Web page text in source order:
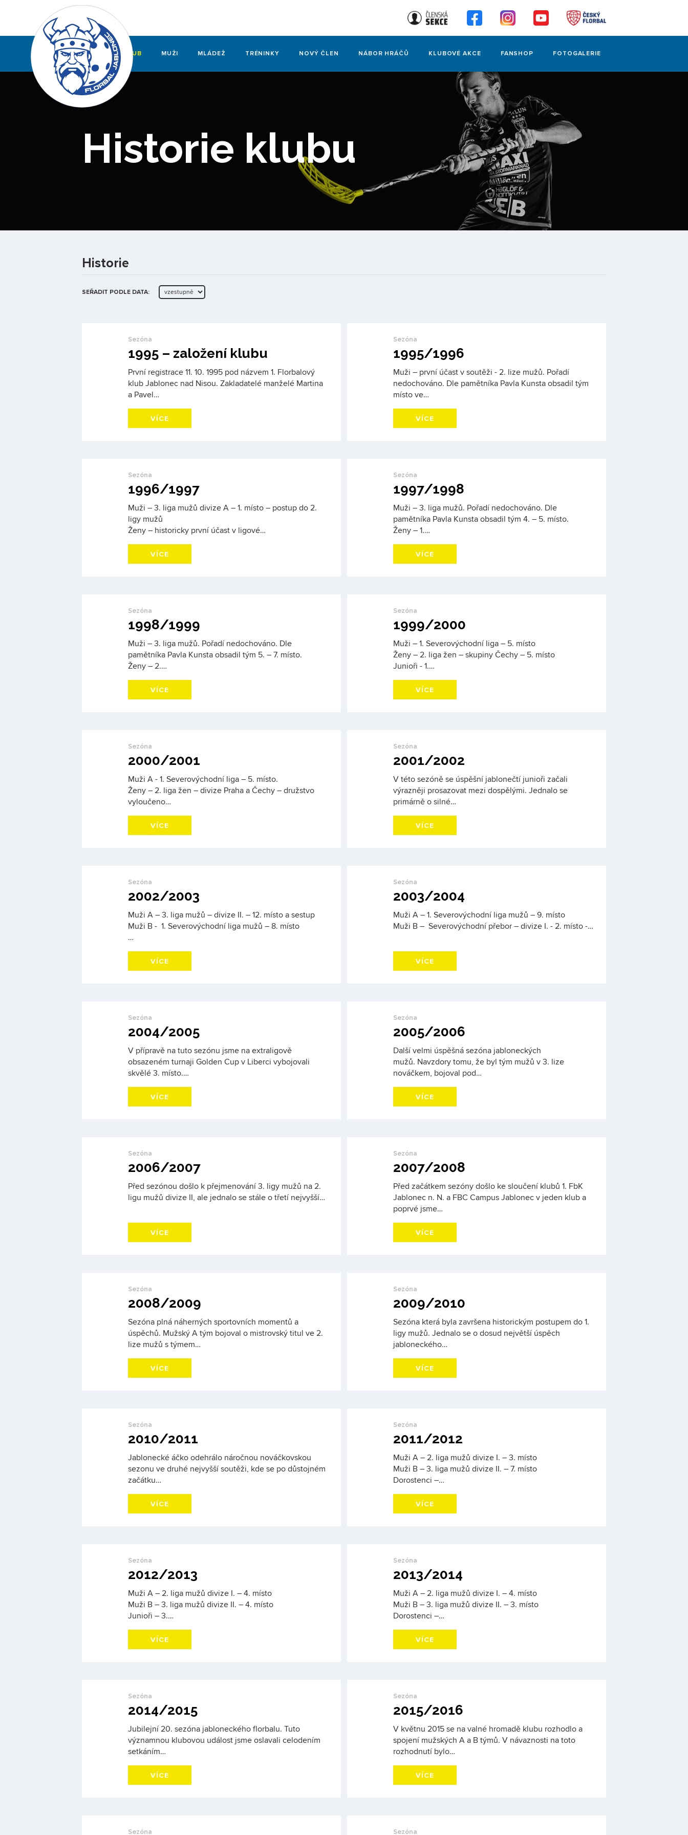
KLUB MUŽI MLÁDEŽ TRÉNINKY NOVÝ ČLEN NÁBOR HRÁČŮ KLUBOVÉ AKCE FANSHOP FOTOGALERIE
Historie klubu
Historie
SEŘADIT PODLE DATA:
Sezóna
1995 – založení klubu
První registrace 11. 10. 1995 pod názvem 1. Florbalový
klub Jablonec nad Nisou. Zakladatelé manželé Martina
a Pavel…
VÍCE
Sezóna
1995/1996
Muži – první účast v soutěži - 2. lize mužů. Pořadí
nedochováno. Dle pamětníka Pavla Kunsta obsadil tým
místo ve…
VÍCE
Sezóna
1996/1997
Muži – 3. liga mužů divize A – 1. místo – postup do 2.
ligy mužů
Ženy – historicky první účast v ligové…
VÍCE
Sezóna
1997/1998
Muži – 3. liga mužů. Pořadí nedochováno. Dle
pamětníka Pavla Kunsta obsadil tým 4. – 5. místo.
Ženy – 1.…
VÍCE
Sezóna
1998/1999
Muži – 3. liga mužů. Pořadí nedochováno. Dle
pamětníka Pavla Kunsta obsadil tým 5. – 7. místo.
Ženy – 2.…
VÍCE
Sezóna
1999/2000
Muži – 1. Severovýchodní liga – 5. místo
Ženy – 2. liga žen – skupiny Čechy – 5. místo
Junioři - 1.…
VÍCE
Sezóna
2000/2001
Muži A - 1. Severovýchodní liga – 5. místo.
Ženy – 2. liga žen – divize Praha a Čechy – družstvo
vyloučeno…
VÍCE
Sezóna
2001/2002
V této sezóně se úspěšní jablonečtí junioři začali
výrazněji prosazovat mezi dospělými. Jednalo se
primárně o silné…
VÍCE
Sezóna
2002/2003
Muži A – 3. liga mužů – divize II. – 12. místo a sestup
Muži B - 1. Severovýchodní liga mužů – 8. místo
…
VÍCE
Sezóna
2003/2004
Muži A – 1. Severovýchodní liga mužů – 9. místo
Muži B – Severovýchodní přebor – divize I. - 2. místo -…
VÍCE
Sezóna
2004/2005
V přípravě na tuto sezónu jsme na extraligově
obsazeném turnaji Golden Cup v Liberci vybojovali
skvělé 3. místo.…
VÍCE
Sezóna
2005/2006
Další velmi úspěšná sezóna jabloneckých
mužů. Navzdory tomu, že byl tým mužů v 3. lize
nováčkem, bojoval pod…
VÍCE
Sezóna
2006/2007
Před sezónou došlo k přejmenování 3. ligy mužů na 2.
ligu mužů divize II, ale jednalo se stále o třetí nejvyšší…
VÍCE
Sezóna
2007/2008
Před začátkem sezóny došlo ke sloučení klubů 1. FbK
Jablonec n. N. a FBC Campus Jablonec v jeden klub a
poprvé jsme…
VÍCE
Sezóna
2008/2009
Sezóna plná náherných sportovních momentů a
úspěchů. Mužský A tým bojoval o mistrovský titul ve 2.
lize mužů s týmem…
VÍCE
Sezóna
2009/2010
Sezóna která byla završena historickým postupem do 1.
ligy mužů. Jednalo se o dosud největší úspěch
jabloneckého…
VÍCE
Sezóna
2010/2011
Jablonecké áčko odehrálo náročnou nováčkovskou
sezonu ve druhé nejvyšší soutěži, kde se po důstojném
začátku…
VÍCE
Sezóna
2011/2012
Muži A – 2. liga mužů divize I. – 3. místo
Muži B – 3. liga mužů divize II. – 7. místo
Dorostenci –…
VÍCE
Sezóna
2012/2013
Muži A – 2. liga mužů divize I. – 4. místo
Muži B – 3. liga mužů divize II. – 4. místo
Junioři – 3.…
VÍCE
Sezóna
2013/2014
Muži A – 2. liga mužů divize I. – 4. místo
Muži B – 3. liga mužů divize II. – 3. místo
Dorostenci –…
VÍCE
Sezóna
2014/2015
Jubilejní 20. sezóna jabloneckého florbalu. Tuto
významnou klubovou událost jsme oslavali celodením
setkáním…
VÍCE
Sezóna
2015/2016
V květnu 2015 se na valné hromadě klubu rozhodlo a
spojení mužských A a B týmů. V návaznosti na toto
rozhodnutí bylo…
VÍCE
Sezóna Sezóna